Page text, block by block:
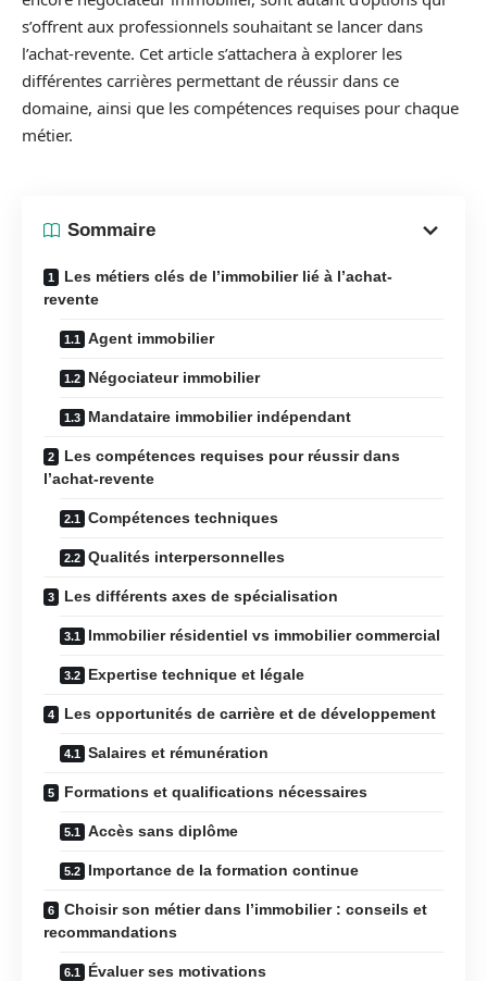
s’offrent aux professionnels souhaitant se lancer dans
l’achat-revente. Cet article s’attachera à explorer les
différentes carrières permettant de réussir dans ce
domaine, ainsi que les compétences requises pour chaque
métier.
Sommaire
Les métiers clés de l’immobilier lié à l’achat-
revente
Agent immobilier
Négociateur immobilier
Mandataire immobilier indépendant
Les compétences requises pour réussir dans
l’achat-revente
Compétences techniques
Qualités interpersonnelles
Les différents axes de spécialisation
Immobilier résidentiel vs immobilier commercial
Expertise technique et légale
Les opportunités de carrière et de développement
Salaires et rémunération
Formations et qualifications nécessaires
Accès sans diplôme
Importance de la formation continue
Choisir son métier dans l’immobilier : conseils et
recommandations
Évaluer ses motivations